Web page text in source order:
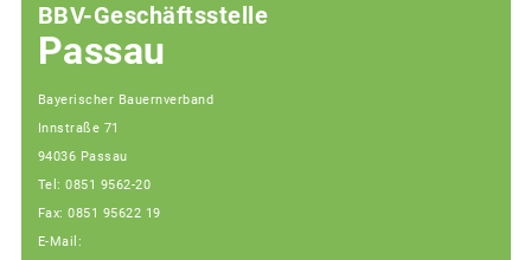
BBV-Geschäftsstelle
Passau
Bayerischer Bauernverband
Innstraße 71
94036 Passau
Tel: 0851 9562-20
Fax: 0851 95622 19
E-Mail: